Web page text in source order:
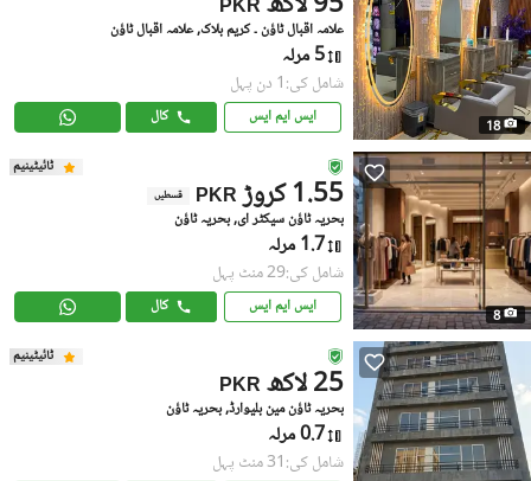
18
PKR
علامہ اقبال ٹاؤن ۔ کریم بلاک, علامہ اقبال ٹاؤن
5 مرلہ
شامل کی:1 دن پہل
ایس ایم ایس کال
8
ٹائیٹینیم
PKR 1.55 کروڑ قسطیں
بحریہ ٹاؤن سیکٹر ای, بحریہ ٹاؤن
1.7 مرلہ
شامل کی:29 منٹ پہل
ایس ایم ایس کال
ٹائیٹینیم
PKR 25 لاکھ
بحریہ ٹاؤن مین بلیوارڈ, بحریہ ٹاؤن
0.7 مرلہ
شامل کی:31 منٹ پہل